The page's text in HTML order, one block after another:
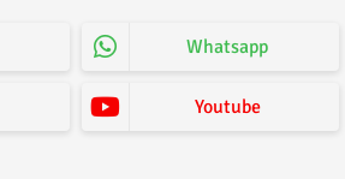
Whatsapp
Youtube